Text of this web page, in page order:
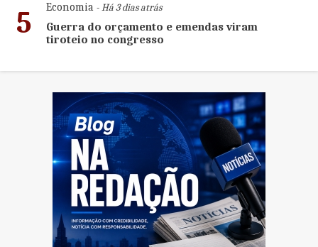
5 Economia- Há 3 dias atrás
Guerra do orçamento e emendas viram
tiroteio no congresso